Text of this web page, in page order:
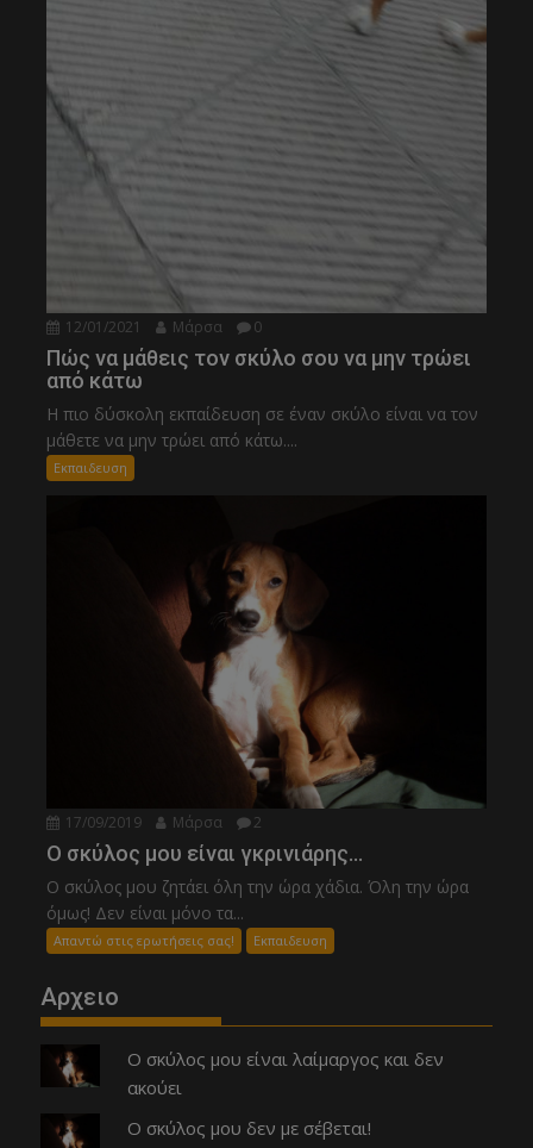
12/01/2021 Μάρσα 0
Πώς να μάθεις τον σκύλο σου να μην τρώει
από κάτω
Η πιο δύσκολη εκπαίδευση σε έναν σκύλο είναι να τον
μάθετε να μην τρώει από κάτω....
Εκπαιδευση
17/09/2019 Μάρσα 2
Ο σκύλος μου είναι γκρινιάρης…
Ο σκύλος μου ζητάει όλη την ώρα χάδια. Όλη την ώρα
όμως! Δεν είναι μόνο τα...
Απαντώ στις ερωτήσεις σας! Εκπαιδευση
Αρχειο
Ο σκύλος μου είναι λαίμαργος και δεν
ακούει
Ο σκύλος μου δεν με σέβεται!